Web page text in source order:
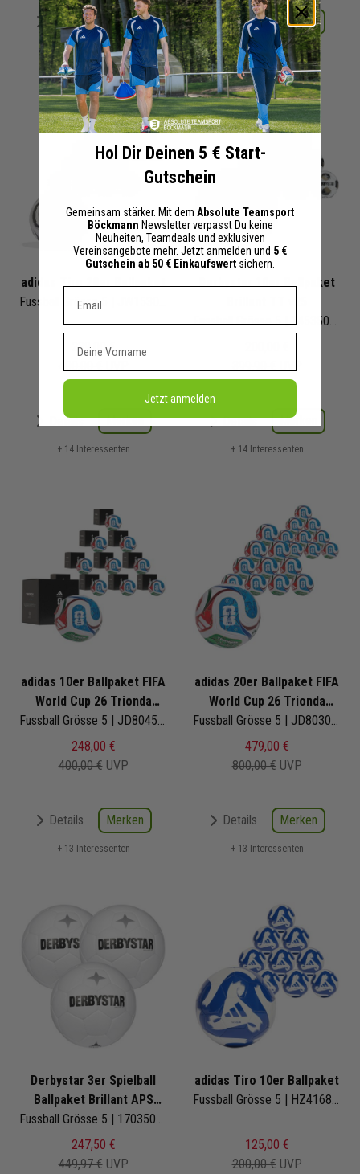
Details Merken
+ 16 Interessenten
Details Merken
+ 15 Interessenten
adidas Tiro 20er Ballpaket
239,00 €
Details Merken
+ 14 Interessenten
Derbystar 10er Ballpaket
Fussball Grösse 5 | 1453500189 | Fußbälle Set 10-teilig
Details Merken
+ 14 Interessenten
adidas 10er Ballpaket FIFA
World Cup 26 Trionda
League
248,00 €
400,00 € UVP
Details Merken
+ 13 Interessenten
adidas 20er Ballpaket FIFA
World Cup 26 Trionda
League
479,00 €
800,00 € UVP
Details Merken
+ 13 Interessenten
Derbystar 3er Spielball
Ballpaket Brillant APS
Classic 22
Fussball Grösse 5 | 1703500100 | Fußbälle Set 3-teilig
247,50 €
449,97 € UVP
adidas Tiro 10er Ballpaket
Fussball Grösse 5 | HZ4168 | Fußbälle Set 10-teilig
125,00 €
200,00 € UVP
Hol Dir Deinen 5 € Start-
Gutschein
Gemeinsam stärker. Mit dem Absolute Teamsport
Böckmann Newsletter verpasst Du keine
Neuheiten, Teamdeals und exklusiven
Vereinsangebote mehr. Jetzt anmelden und 5 €
Gutschein ab 50 € Einkaufswert sichern.
Dein E-mail Adresse
Vorname
Jetzt anmelden